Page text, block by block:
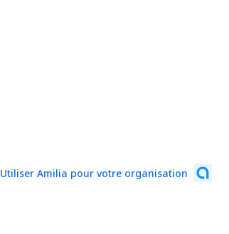
Utiliser Amilia pour votre organisation